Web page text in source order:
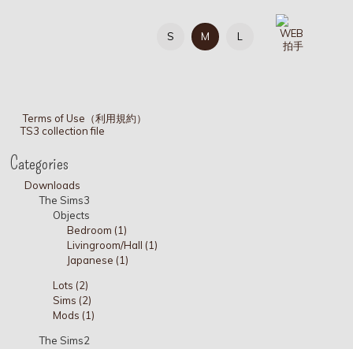
S M L
Terms of Use（利用規約）
TS3 collection file
Categories
Downloads
The Sims3
Objects
Bedroom (1)
Livingroom/Hall (1)
Japanese (1)
Lots (2)
Sims (2)
Mods (1)
The Sims2